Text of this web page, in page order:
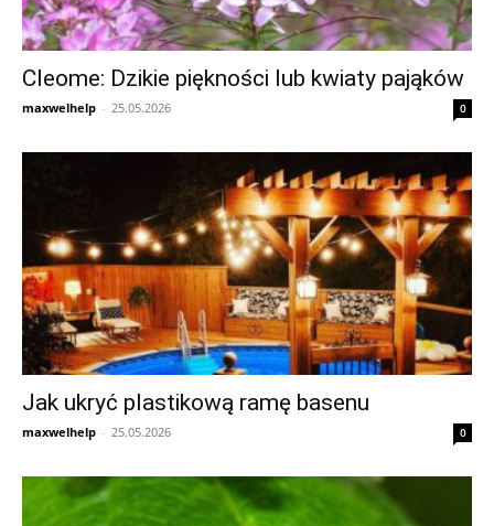
Cleome: Dzikie piękności lub kwiaty pająków
maxwelhelp - 25.05.2026 0
Jak ukryć plastikową ramę basenu
maxwelhelp - 25.05.2026 0